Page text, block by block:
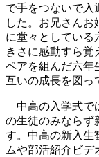
で手をつないで入
した。お兄さんお
に堂々としている
きさに感動すら覚
ペアを組んだ六年
互いの成長を図っ
中高の入学式で
の生徒のみならず
す。中高の新入生
ムや部活紹介ビ